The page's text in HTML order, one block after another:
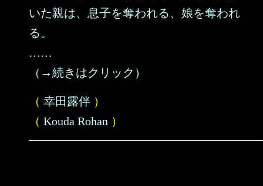
いた親は、息子を奪われる、娘を奪われ
る。
……
（→続きはクリック）
（ 幸田露伴 ）
（ Kouda Rohan ）